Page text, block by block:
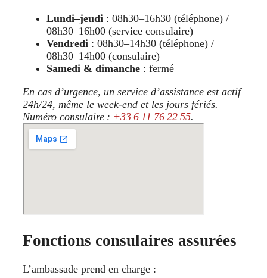
Lundi–jeudi : 08h30–16h30 (téléphone) /
08h30–16h00 (service consulaire)
Vendredi : 08h30–14h30 (téléphone) /
08h30–14h00 (consulaire)
Samedi & dimanche : fermé
En cas d’urgence, un service d’assistance est actif
24h/24, même le week-end et les jours fériés.
Numéro consulaire : +33 6 11 76 22 55.
Fonctions consulaires assurées
L’ambassade prend en charge :